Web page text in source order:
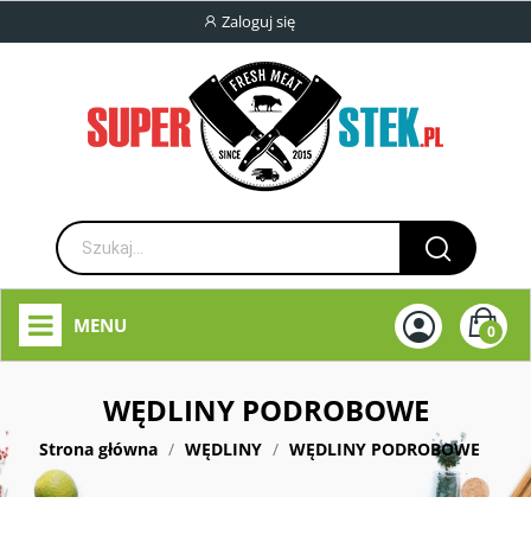
Zaloguj się
0
MENU
WĘDLINY PODROBOWE
Strona główna WĘDLINY WĘDLINY PODROBOWE